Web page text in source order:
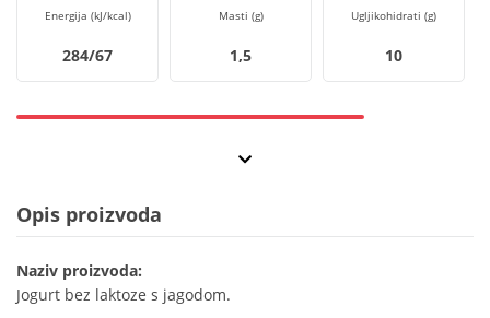
Energija (kJ/kcal)
284/67
Masti (g)
1,5
Ugljikohidrati (g)
10
Opis proizvoda
Naziv proizvoda:
Jogurt bez laktoze s jagodom.